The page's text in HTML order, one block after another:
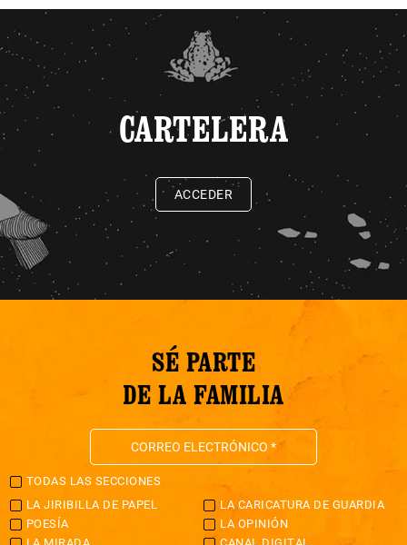
CARTELERA
ACCEDER
SÉ PARTE
DE LA FAMILIA
TODAS LAS SECCIONES
LA JIRIBILLA DE PAPEL
LA CARICATURA DE GUARDIA
POESÍA
LA OPINIÓN